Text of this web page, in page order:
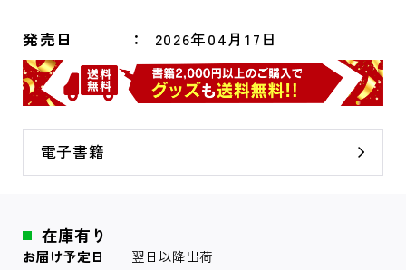
発売日 2026年04月17日
電子書籍
在庫有り
お届け予定日 翌日以降出荷